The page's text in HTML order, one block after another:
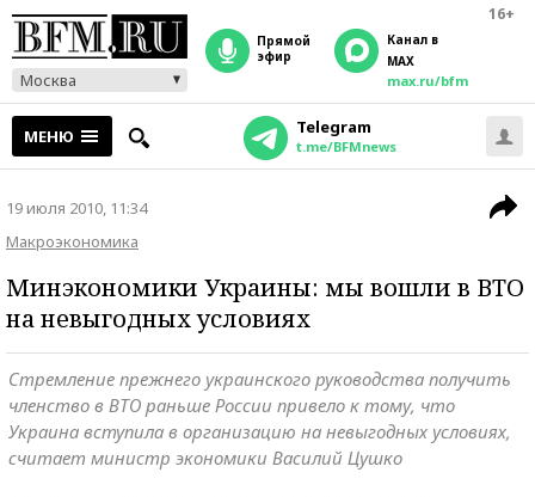
16+
Москва
прямой
эфир
Канал в
MAX
max.ru/bfm
МЕНЮ Telegram
t.me/BFMnews
19 июля 2010, 11:34
Макроэкономика
Минэкономики Украины: мы вошли в ВТО
на невыгодных условиях
Стремление прежнего украинского руководства получить
членство в ВТО раньше России привело к тому, что
Украина вступила в организацию на невыгодных условиях,
считает министр экономики Василий Цушко